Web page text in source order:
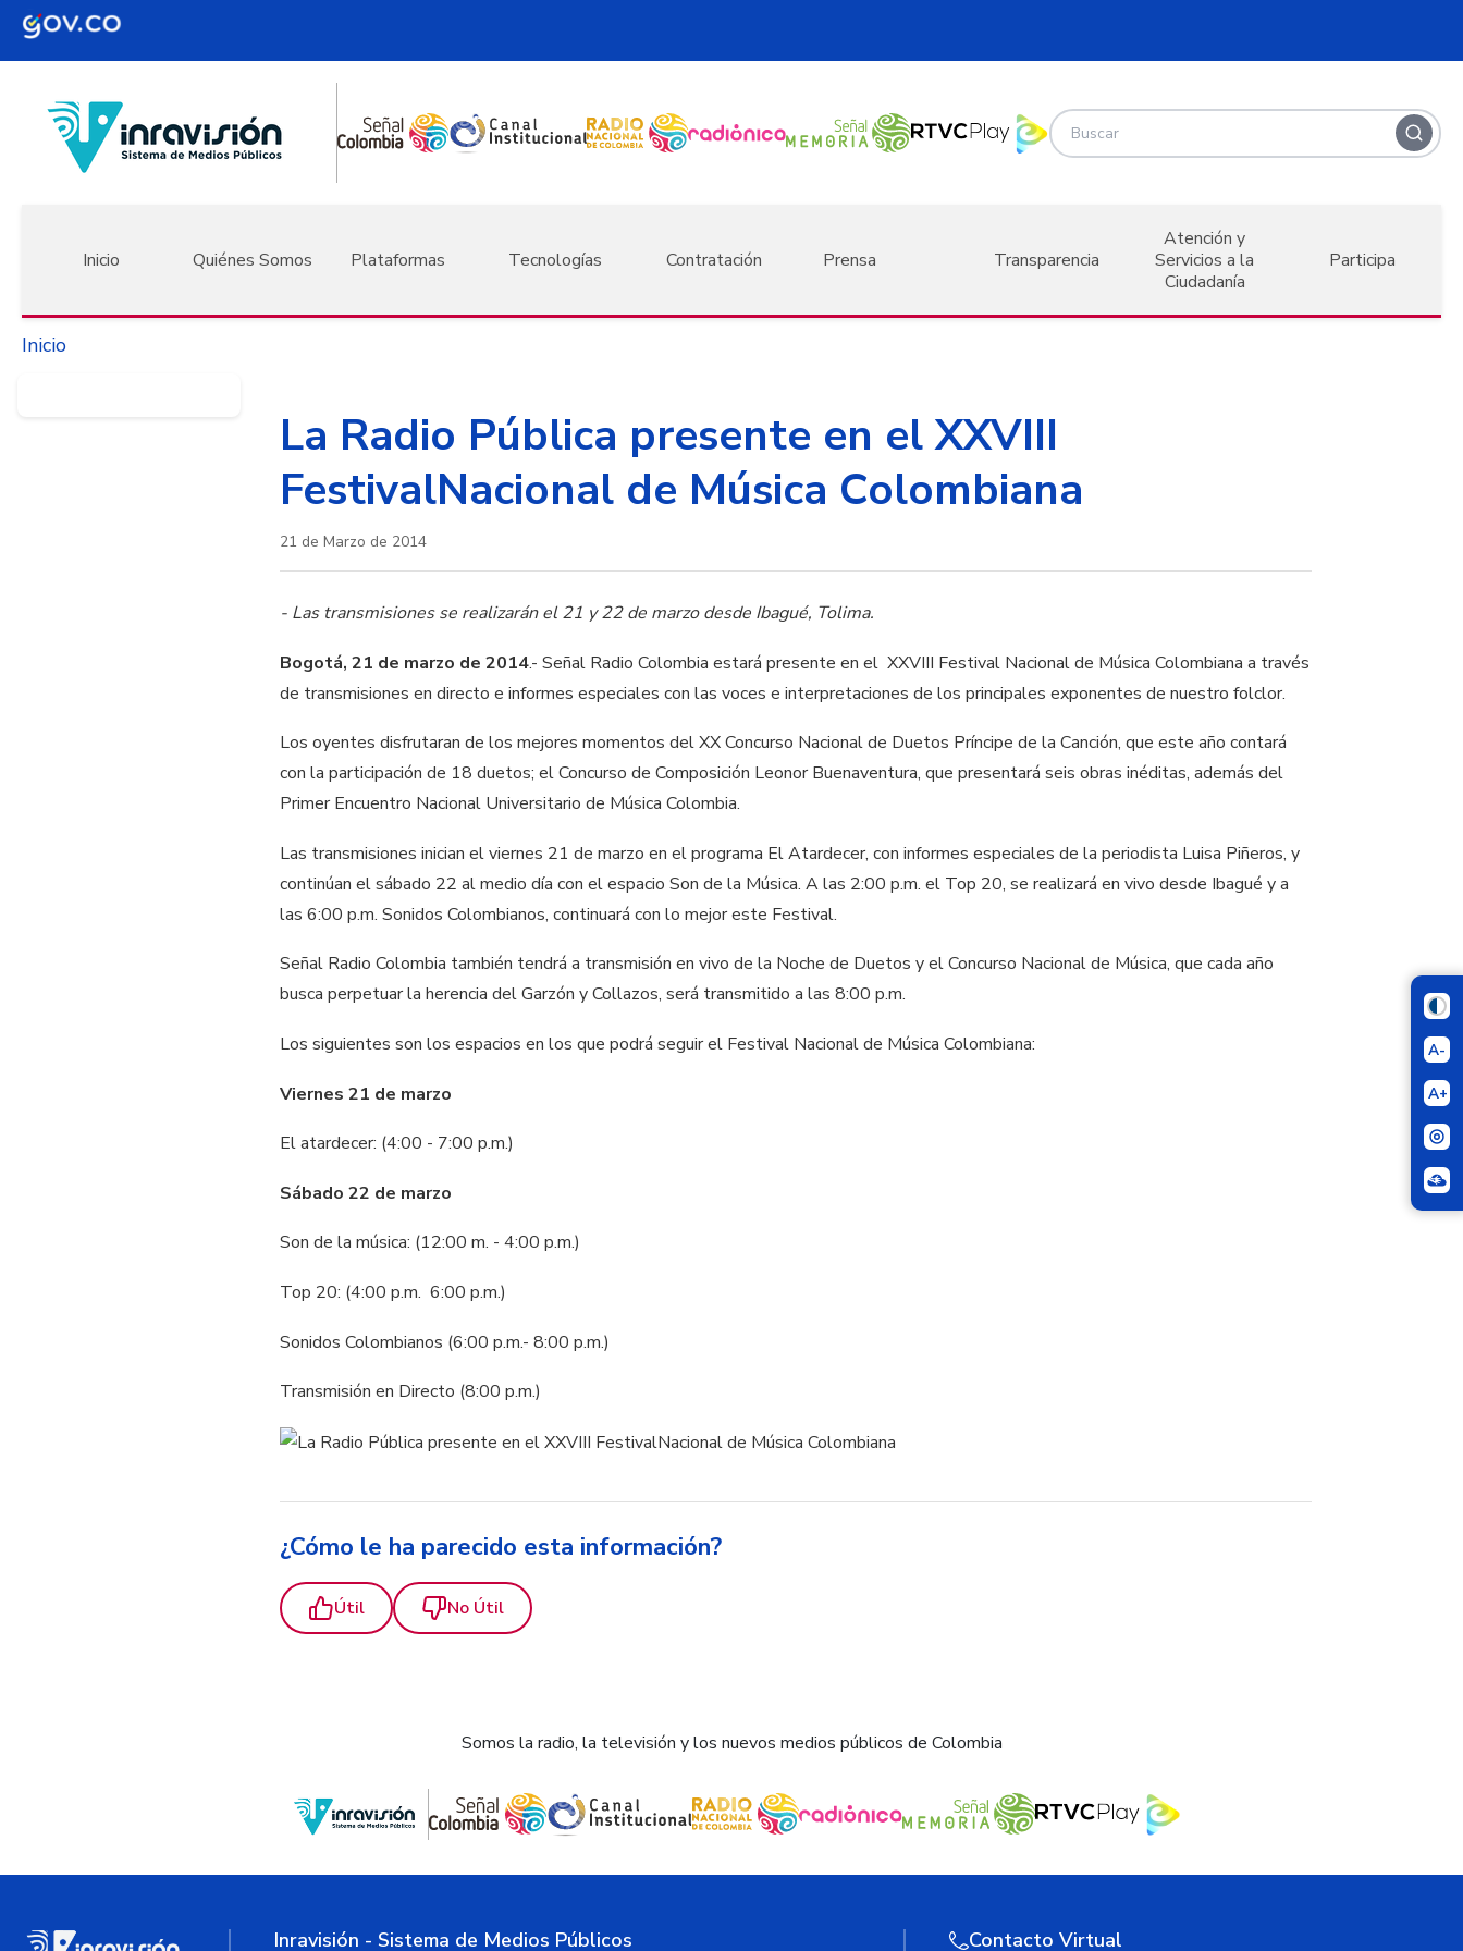
Pasar al contenido principal
Inicio Quiénes Somos Plataformas Tecnologías Contratación Prensa Transparencia
Atención y
Servicios a la
Ciudadanía
Participa
A-
A+
Inicio
La Radio Pública presente en el XXVIII
FestivalNacional de Música Colombiana
21 de Marzo de 2014
- Las transmisiones se realizarán el 21 y 22 de marzo desde Ibagué, Tolima.
Bogotá, 21 de marzo de 2014.- Señal Radio Colombia estará presente en el XXVIII Festival Nacional de Música Colombiana a través
de transmisiones en directo e informes especiales con las voces e interpretaciones de los principales exponentes de nuestro folclor.
Los oyentes disfrutaran de los mejores momentos del XX Concurso Nacional de Duetos Príncipe de la Canción, que este año contará
con la participación de 18 duetos; el Concurso de Composición Leonor Buenaventura, que presentará seis obras inéditas, además del
Primer Encuentro Nacional Universitario de Música Colombia.
Las transmisiones inician el viernes 21 de marzo en el programa El Atardecer, con informes especiales de la periodista Luisa Piñeros, y
continúan el sábado 22 al medio día con el espacio Son de la Música. A las 2:00 p.m. el Top 20, se realizará en vivo desde Ibagué y a
las 6:00 p.m. Sonidos Colombianos, continuará con lo mejor este Festival.
Señal Radio Colombia también tendrá a transmisión en vivo de la Noche de Duetos y el Concurso Nacional de Música, que cada año
busca perpetuar la herencia del Garzón y Collazos, será transmitido a las 8:00 p.m.
Los siguientes son los espacios en los que podrá seguir el Festival Nacional de Música Colombiana:
Viernes 21 de marzo
El atardecer: (4:00 - 7:00 p.m.)
Sábado 22 de marzo
Son de la música: (12:00 m. - 4:00 p.m.)
Top 20: (4:00 p.m.  6:00 p.m.)
Sonidos Colombianos (6:00 p.m.- 8:00 p.m.)
Transmisión en Directo (8:00 p.m.)
¿Cómo le ha parecido esta información?
Útil No Útil
Somos la radio, la televisión y los nuevos medios públicos de Colombia
Inravisión - Sistema de Medios Públicos Contacto Virtual